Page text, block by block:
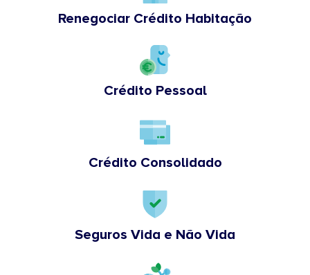
Renegociar Crédito Habitação
Crédito Pessoal
Crédito Consolidado
Seguros Vida e Não Vida